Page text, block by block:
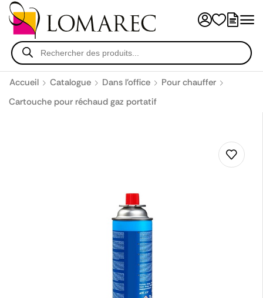
Accueil Catalogue Dans l'office
Pour chauffer
Cartouche pour réchaud gaz portatif